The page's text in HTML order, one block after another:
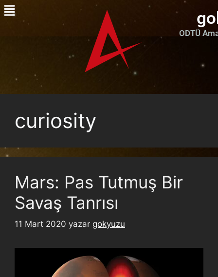
ODTÜ
curiosity
Mars: Pas Tutmuş Bir
Savaş Tanrısı
11 Mart 2020 yazar gokyuzu